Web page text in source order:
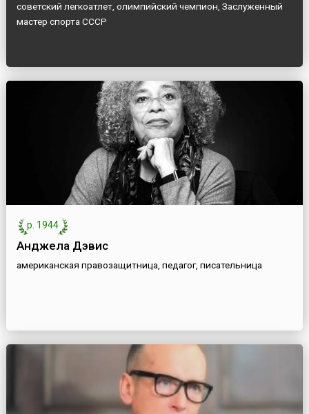
советский легкоатлет, олимпийский чемпион, Заслуженный
мастер спорта СССР
р. 1944
Анджела Дэвис
американская правозащитница, педагог, писательница